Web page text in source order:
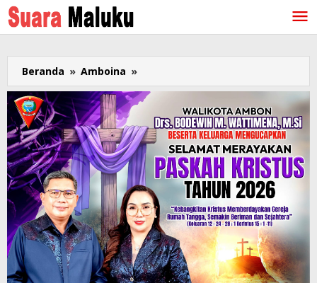
Lewati
ke
konten
Beranda » Amboina »
Dampingi
Gubernur
Maluku
Temui
Investor,
Prof
Pattinama
Meninggal
di
Bandara
Soeta